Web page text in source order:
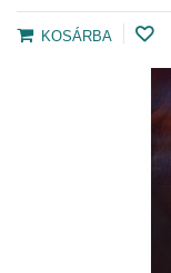
KOSÁRBA